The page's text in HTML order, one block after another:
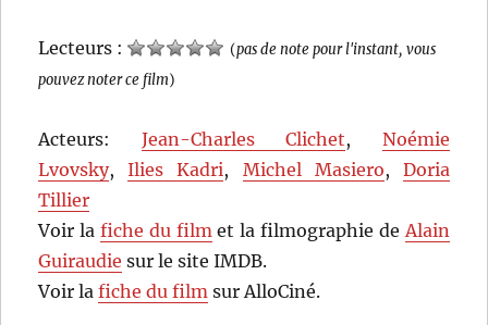
Lecteurs : (pas de note pour l'instant, vous
pouvez noter ce film)
Acteurs: Jean-Charles Clichet, Noémie
Lvovsky,Ilies Kadri, Michel Masiero, Doria
Tillier
Voir la fiche du filmet la filmographie deAlain
Guiraudie sur le site IMDB.
Voir lafiche du film sur AlloCiné.